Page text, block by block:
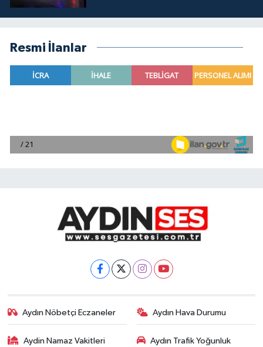
Resmi İlanlar
Aydın Nöbetçi Eczaneler Aydın Hava Durumu
Aydin Namaz Vakitleri
Aydın Trafik Yoğunluk